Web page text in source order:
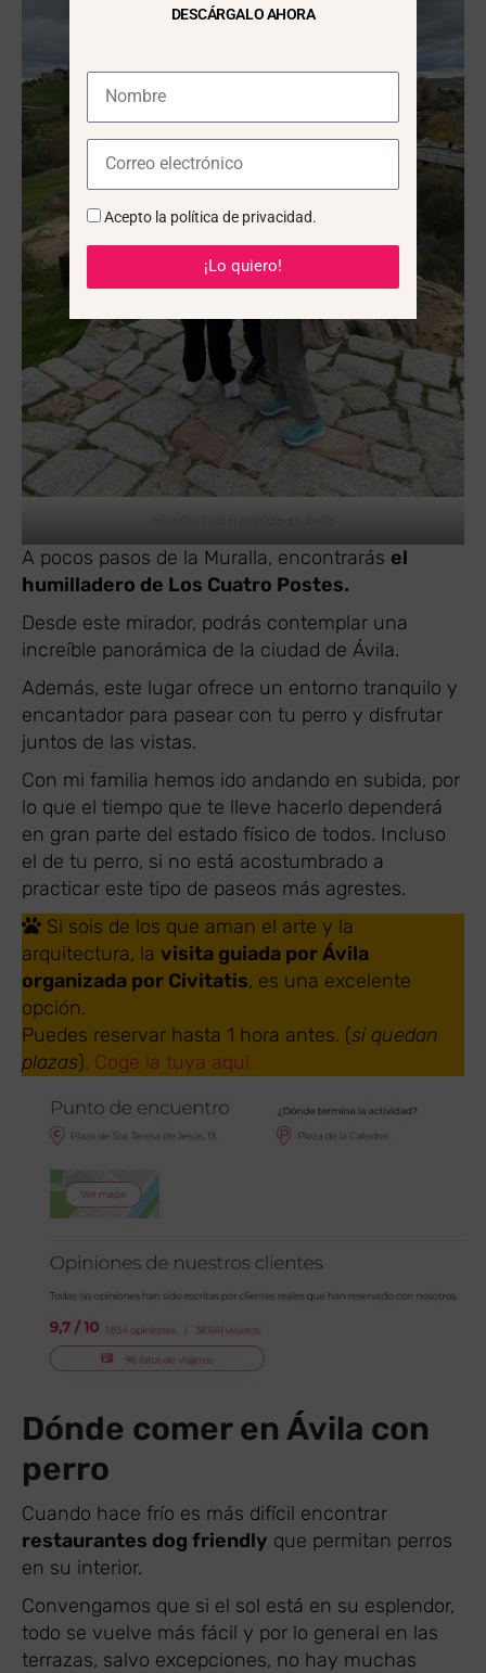
Mirador Los 4 postes en Ávila
A pocos pasos de la Muralla, encontrarás el
humilladero de Los Cuatro Postes.
Desde este mirador, podrás contemplar una
increíble panorámica de la ciudad de Ávila.
Además, este lugar ofrece un entorno tranquilo y
encantador para pasear con tu perro y disfrutar
juntos de las vistas.
Con mi familia hemos ido andando en subida, por
lo que el tiempo que te lleve hacerlo dependerá
en gran parte del estado físico de todos. Incluso
el de tu perro, si no está acostumbrado a
practicar este tipo de paseos más agrestes.
Si sois de los que aman el arte y la
arquitectura, la visita guiada por Ávila
organizada por Civitatis, es una excelente
opción.
Puedes reservar hasta 1 hora antes. (si quedan
plazas). Coge la tuya aquí.
Dónde comer en Ávila con
perro
Cuando hace frío es más difícil encontrar
restaurantes dog friendly que permitan perros
en su interior.
Convengamos que si el sol está en su esplendor,
todo se vuelve más fácil y por lo general en las
terrazas, salvo excepciones, no hay muchas
DESCÁRGALO AHORA
Acepto la política de privacidad.
¡Lo quiero!